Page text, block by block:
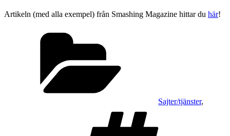
Artikeln (med alla exempel) från Smashing Magazine hittar du här!
Sajter/tjänster,